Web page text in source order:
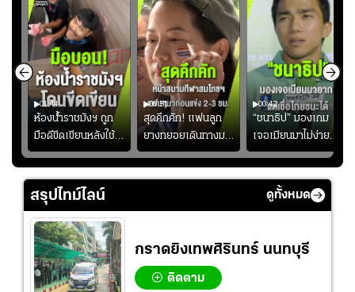
01:44
ห้องน้ำราชมังฯ ถูก
มือดีขีดเขียนหลังใช้
งานเพียงนัดเดียว
สมาคมฟุตบอลฯ
วอนแฟนบอลร่วมกัน
ดูแล
00:51
สุดคึกคัก! แฟนลูก
ยางทยอยเดินทางมา
หน้าสนามกีฬา
สมโภชฯ กันอย่าง
00:42
“ชนาธิป” มองเกม
เจอเมียนมาไม่ง่าย
ยอมรับเป็นงานยาก
สำหรับทีมชาติไทย
แต่เชื่อมั่นศักยภาพ
ของทัพช้างศึก
สรุปไทม์ไลน์ ดูทั้งหมด
กราดยิงเทพศิรินทร์ นนทบุรี
ติดตาม